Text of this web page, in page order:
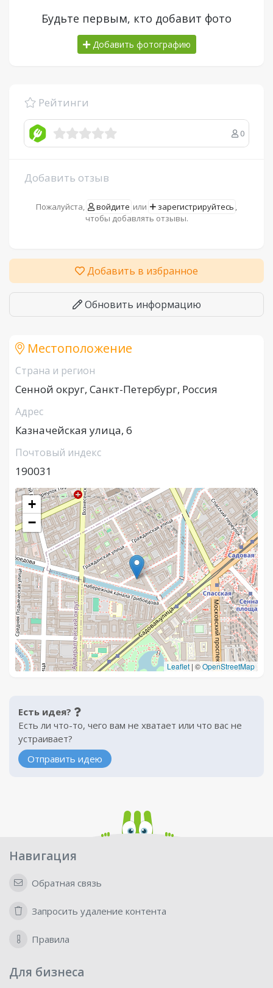
Будьте первым, кто добавит фото
Добавить фотографию
Рейтинги
0
Добавить отзыв
Пожалуйста, войдите или зарегистрируйтесь ,
чтобы добавлять отзывы.
Добавить в избранное
Обновить информацию
Местоположение
Страна и регион
Сенной округ, Санкт-Петербург, Россия
Адрес
Казначейская улица, 6
Почтовый индекс
190031
+
−
Leaflet | ©OpenStreetMap
Есть идея?
Есть ли что-то, чего вам не хватает или что вас не
устраивает?
Отправить идею
Навигация
Обратная связь
Запросить удаление контента
Правила
Для бизнеса